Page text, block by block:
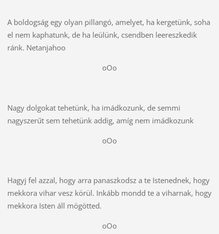
A boldogság egy olyan pillangó, amelyet, ha kergetünk, soha
el nem kaphatunk, de ha leülünk, csendben leereszkedik
ránk. Netanjahoo
oOo
Nagy dolgokat tehetünk, ha imádkozunk, de semmi
nagyszerűt sem tehetünk addig, amíg nem imádkozunk
oOo
Hagyj fel azzal, hogy arra panaszkodsz a te Istenednek, hogy
mekkora vihar vesz körül. Inkább mondd te a viharnak, hogy
mekkora Isten áll mögötted.
oOo